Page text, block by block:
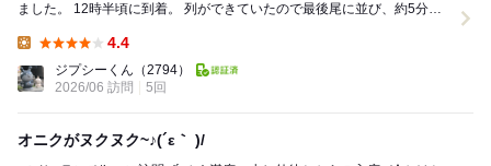
ました。 12時半頃に到着。 列ができていたので最後尾に並び、約5分後
4.4
ジプシーくん （2794）
2026/06 訪問
5回
オニクがヌクヌク~♪(´ε｀ )/